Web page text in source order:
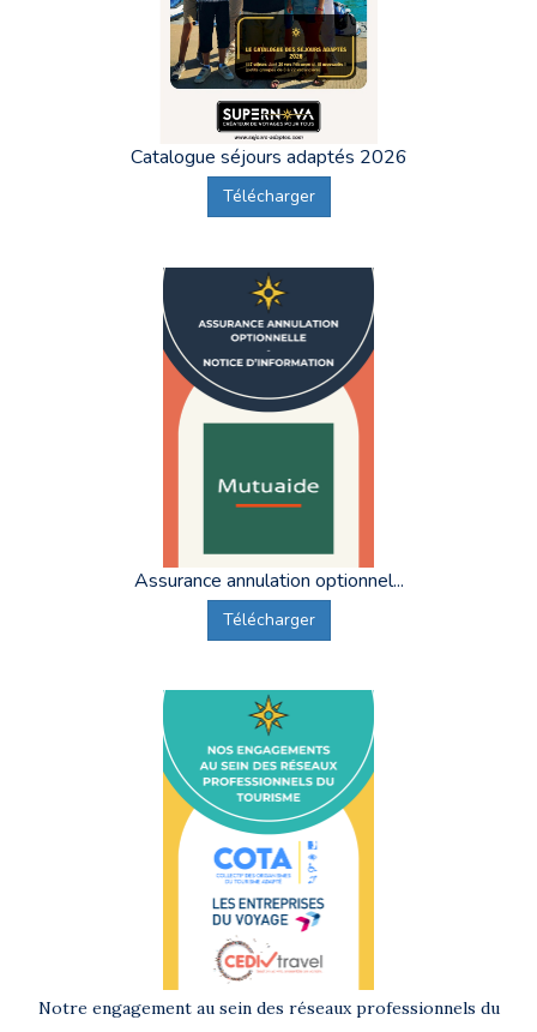
Catalogue séjours adaptés 2026
Télécharger
Assurance annulation optionnel...
Télécharger
Notre engagement au sein des réseaux professionnels du